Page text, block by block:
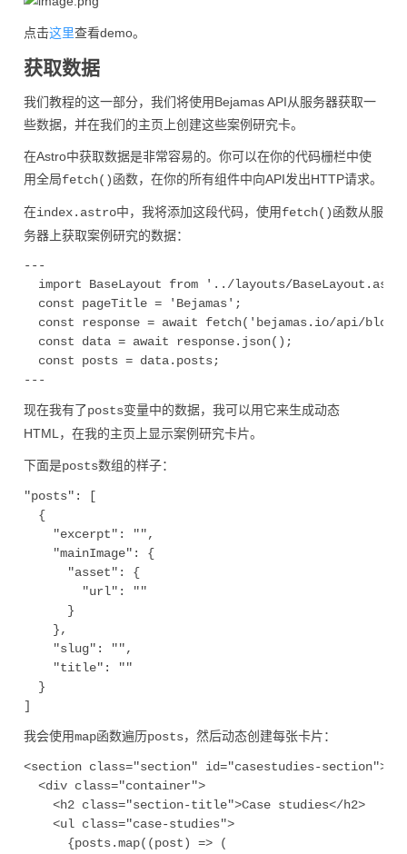
点击这里查看demo。
获取数据
我们教程的这一部分，我们将使用Bejamas API从服务器获取一
些数据，并在我们的主页上创建这些案例研究卡。
在Astro中获取数据是非常容易的。你可以在你的代码栅栏中使
用全局fetch()函数，在你的所有组件中向API发出HTTP请求。
在index.astro中，我将添加这段代码，使用fetch()函数从服
务器上获取案例研究的数据：
---
import BaseLayout from '../layouts/
  const pageTitle = 'Bejamas';
const response = await fetch('bejamas.io/api/
  const data = await response.json();
  const posts = data.posts;
现在我有了posts变量中的数据，我可以用它来生成动态
HTML，在我的主页上显示案例研究卡片。
下面是posts数组的样子：
"posts": [
  {
    "excerpt": "",
    "mainImage": {
      "asset": {
        "url": ""
      }
    },
    "slug": "",
    "title": ""
  }
我会使用map函数遍历posts，然后动态创建每张卡片：
<section class="section" id="casestudies-section">
  <div class="container">
    <h2 class="section-title">Case studies</h2>
    <ul class="case-studies">
      {posts.map((post) => (